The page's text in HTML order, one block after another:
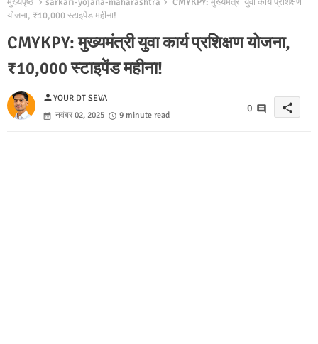
योजना, ₹10,000 स्टाइपेंड महीना!
CMYKPY: मुख्यमंत्री युवा कार्य प्रशिक्षण योजना,
₹10,000 स्टाइपेंड महीना!
personYOUR DT SEVA
नवंबर 02, 2025
9 minute read
0 share